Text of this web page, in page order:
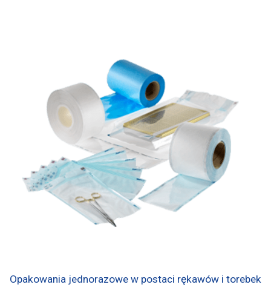
Opakowania jednorazowe w postaci rękawów i torebek